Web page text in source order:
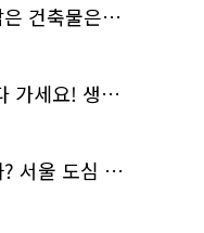
나의 마음을 사로잡은 건축물은? '서울시 건축상' 수상작 공개!
더울 땐 잠시 쉬었다 가세요! 생수 냉장고부터 해피소·무더위쉼터까지
여름방학 어디 갈까? 서울 도심 무료 실내 여행 코스 추천